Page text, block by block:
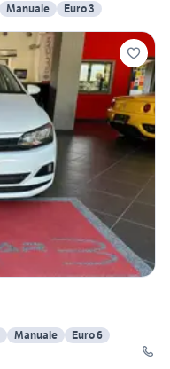
Manuale Euro 3
Manuale
Euro 6